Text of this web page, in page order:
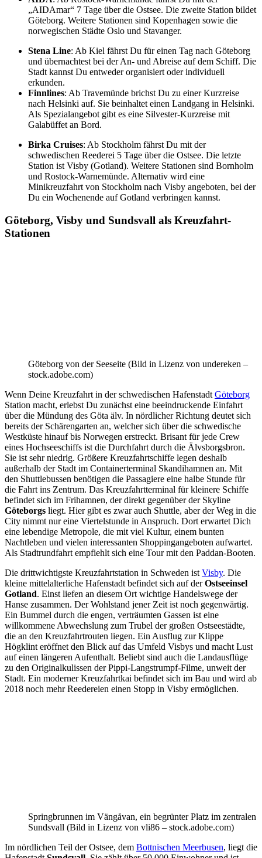
„AIDAmar“ 7 Tage über die Ostsee. Die zweite Station bildet
Göteborg. Weitere Stationen sind Kopenhagen sowie die
norwegischen Städte Oslo und Stavanger.
Stena Line: Ab Kiel fährst Du für einen Tag nach Göteborg
und übernachtest bei der An- und Abreise auf dem Schiff. Die
Stadt kannst Du entweder organisiert oder individuell
erkunden.
Finnlines: Ab Travemünde brichst Du zu einer Kurzreise
nach Helsinki auf. Sie beinhaltet einen Landgang in Helsinki.
Als Spezialangebot gibt es eine Silvester-Kurzreise mit
Galabüffet an Bord.
Birka Cruises: Ab Stockholm fährst Du mit der
schwedischen Reederei 5 Tage über die Ostsee. Die letzte
Station ist Visby (Gotland). Weitere Stationen sind Bornholm
und Rostock-Warnemünde. Alternativ wird eine
Minikreuzfahrt von Stockholm nach Visby angeboten, bei der
Du ein Wochenende auf Gotland verbringen kannst.
Göteborg, Visby und Sundsvall als Kreuzfahrt-
Stationen
Göteborg von der Seeseite (Bild in Lizenz von undereken –
stock.adobe.com)
Wenn Deine Kreuzfahrt in der schwedischen Hafenstadt Göteborg
Station macht, erlebst Du zunächst eine beeindruckende Einfahrt
über die Mündung des Göta älv. In nördlicher Richtung deutet sich
bereits der Schärengarten an, welcher sich über die schwedische
Westküste hinauf bis Norwegen erstreckt. Brisant für jede Crew
eines Hochseeschiffs ist die Durchfahrt durch die Älvsborgsbron.
Sie ist sehr niedrig. Größere Kreuzfahrtschiffe legen deshalb
außerhalb der Stadt im Containerterminal Skandihamnen an. Mit
den Shuttlebussen benötigen die Passagiere eine halbe Stunde für
die Fahrt ins Zentrum. Das Kreuzfahrtterminal für kleinere Schiffe
befindet sich im Frihamnen, der direkt gegenüber der Skyline
Göteborgs liegt. Hier gibt es zwar auch Shuttle, aber der Weg in die
City nimmt nur eine Viertelstunde in Anspruch. Dort erwartet Dich
eine lebendige Metropole, die mit viel Kultur, einem bunten
Nachtleben und vielen interessanten Shoppingangeboten aufwartet.
Als Stadtrundfahrt empfiehlt sich eine Tour mit den Paddan-Booten.
Die drittwichtigste Kreuzfahrtstation in Schweden ist Visby. Die
kleine mittelalterliche Hafenstadt befindet sich auf derOstseeinsel
Gotland. Einst liefen an diesem Ort wichtige Handelswege der
Hanse zusammen. Der Wohlstand jener Zeit ist noch gegenwärtig.
Ein Bummel durch die engen, verträumten Gassen ist eine
willkommene Abwechslung zum Trubel der großen Ostseestädte,
die an den Kreuzfahrtrouten liegen. Ein Ausflug zur Klippe
Högklint eröffnet den Blick auf das Umfeld Visbys und macht Lust
auf einen längeren Aufenthalt. Beliebt sind auch die Landausflüge
zu den Originalkulissen der Pippi-Langstrumpf-Filme, unweit der
Stadt. Ein moderner Kreuzfahrtkai befindet sich im Bau und wird ab
2018 noch mehr Reedereien einen Stopp in Visby ermöglichen.
Springbrunnen im Vängåvan, ein begrünter Platz im zentralen
Sundsvall (Bild in Lizenz von vli86 – stock.adobe.com)
Im nördlichen Teil der Ostsee, dem Bottnischen Meerbusen, liegt die